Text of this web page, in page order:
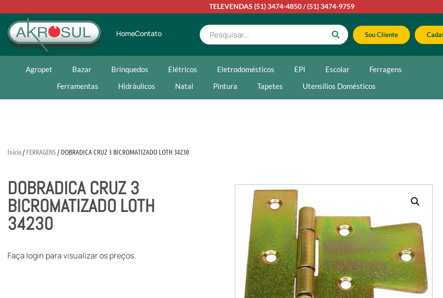
TELEVENDAS (51) 3474-4850/(51) 3474-9759
HomeContato Sou Cliente
Agropet Bazar Brinquedos Elétricos Eletrodomésticos EPI Escolar
Ferragens
Ferramentas
Hidráulicos Natal Pintura Tapetes Utensílios Domésticos
Início/ FERRAGENS/ DOBRADICA CRUZ 3 BICROMATIZADO LOTH 34230
DOBRADICA CRUZ 3
BICROMATIZADO LOTH
34230
Faça login para visualizar os preços.